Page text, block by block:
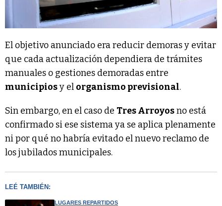
El objetivo anunciado era reducir demoras y evitar
que cada actualización dependiera de trámites
manuales o gestiones demoradas entre
municipiosy el organismo previsional.
Sin embargo, en el caso de Tres Arroyosno está
confirmado si ese sistema ya se aplica plenamente
ni por qué no habría evitado el nuevo reclamo de
los jubilados municipales.
LEÉ TAMBIÉN:
LUGARES REPARTIDOS